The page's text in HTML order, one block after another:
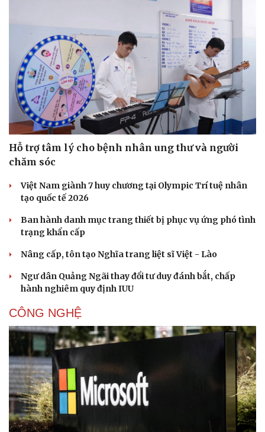
Hỗ trợ tâm lý cho bệnh nhân ung thư và người
chăm sóc
Việt Nam giành 7 huy chương tại Olympic Trí tuệ nhân
tạo quốc tế 2026
Ban hành danh mục trang thiết bị phục vụ ứng phó tình
trạng khẩn cấp
Nâng cấp, tôn tạo Nghĩa trang liệt sĩ Việt - Lào
Ngư dân Quảng Ngãi thay đổi tư duy đánh bắt, chấp
hành nghiêm quy định IUU
CÔNG NGHỆ